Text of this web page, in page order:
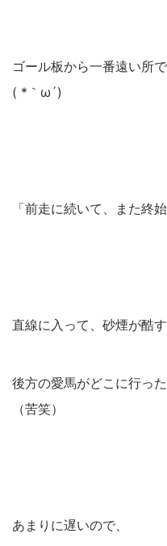
ゴール板から一番遠い所
( *｀ω´)
「前走に続いて、また終
直線に入って、砂煙が酷す
後方の愛馬がどこに行っ
（苦笑）
あまりに遅いので、